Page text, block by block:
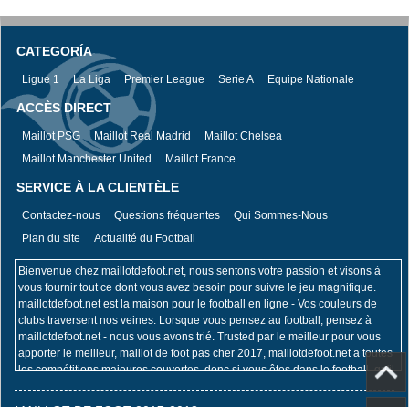
CATEGORÍA
Ligue 1 La Liga Premier League Serie A Equipe Nationale
ACCÈS DIRECT
Maillot PSG Maillot Real Madrid
Maillot Chelsea
Maillot Manchester United
Maillot France
SERVICE À LA CLIENTÈLE
Contactez-nous Questions fréquentes
Qui Sommes-Nous
Plan du site
Actualité du Football
Bienvenue chez maillotdefoot.net, nous sentons votre passion et visons à
vous fournir tout ce dont vous avez besoin pour suivre le jeu magnifique.
maillotdefoot.net est la maison pour le football en ligne - Vos couleurs de
clubs traversent nos veines. Lorsque vous pensez au football, pensez à
maillotdefoot.net - nous vous avons trié. Trusted par le meilleur pour vous
apporter le meilleur, maillot de foot pas cher 2017, maillotdefoot.net a toutes
les compétitions majeures couvertes, donc si vous êtes dans le football, qu'il